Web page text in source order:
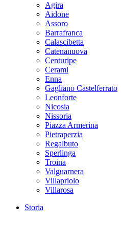
Agira
Aidone
Assoro
Barrafranca
Calascibetta
Catenanuova
Centuripe
Cerami
Enna
Gagliano Castelferrato
Leonforte
Nicosia
Nissoria
Piazza Armerina
Pietraperzia
Regalbuto
Sperlinga
Troina
Valguarnera
Villapriolo
Villarosa
Storia